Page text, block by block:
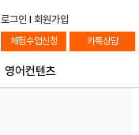
로그인 l 회원가입
체험수업신청 카톡상담
영어컨텐츠